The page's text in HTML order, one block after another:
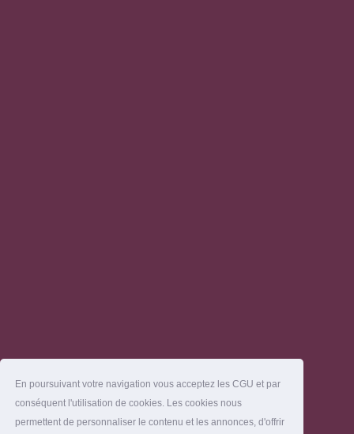
En poursuivant votre navigation vous acceptez les CGU et par
conséquent l'utilisation de cookies. Les cookies nous
permettent de personnaliser le contenu et les annonces, d'offrir